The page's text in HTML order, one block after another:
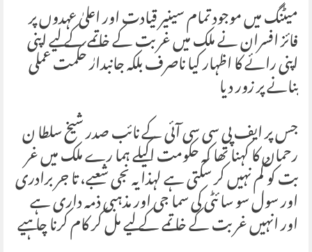
میٹنگ میں موجود تمام سینیر قیادت اور اعلیٰ عہدوں پر
فائز افسران نے ملک میں غربت کے خاتمے کے لیے اپنی
اپنی رائے کا اظہار کیا ناصرف بلکہ جانبدارٰ حکمت عملی
بنانے پر زور دیا
جس پر ایف پی سی سی آئی کے نائب صدر شیخ سلطا ن
رحمان کا کہنا تھا کہ حکومت اکیلے ہما رے ملک میں غر
بت کو کم نہیں کر سکتی ہے لہذا یہ نجی شعبے، تا جر برادری
اور سول سو سا ئٹی کی سما جی اور مذہبی ذمہ داری ہے
اور انہیں غر بت کے خا تمے کے لیے مل کر کام کرنا چا ہیے